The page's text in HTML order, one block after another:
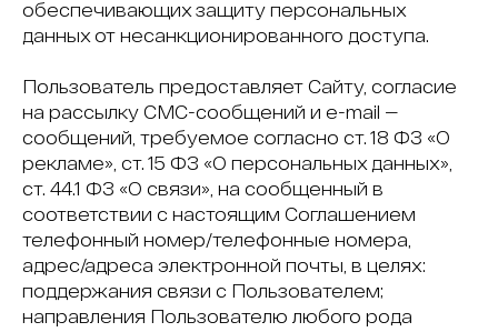
обеспечивающих защиту персональных
данных от несанкционированного доступа.
Пользователь предоставляет Сайту, согласие
на рассылку СМС-сообщений и e-mail —
сообщений, требуемое согласно ст. 18 ФЗ «О
рекламе», ст. 15 ФЗ «О персональных данных»,
ст. 44.1 ФЗ «О связи», на сообщенный в
соответствии с настоящим Соглашением
телефонный номер/телефонные номера,
адрес/адреса электронной почты, в целях:
поддержания связи с Пользователем;
направления Пользователю любого рода